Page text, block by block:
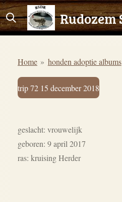
Ga
direct
hoofdinhoud
Home » honden adoptie albums
trip 72 15 december 2018
geslacht: vrouwelijk
geboren: 9 april 2017
ras: kruising Herder